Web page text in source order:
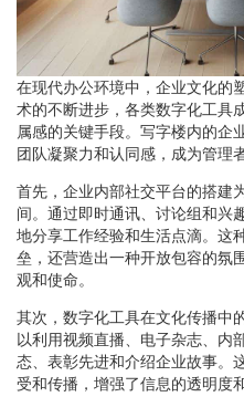
在现代办公环境中，企业文化的
术的不断进步，各类数字化工具
属感的关键手段。写字楼内的企
团队凝聚力和认同感，成为管理
首先，企业内部社交平台的搭建
间。通过即时通讯、讨论组和兴
地分享工作经验和生活点滴。这
垒，还营造出一种开放包容的氛
观和使命。
其次，数字化工具在文化传播中
以利用视频直播、电子杂志、内
态、表彰先进和介绍企业故事。
受和传播，增强了信息的透明度